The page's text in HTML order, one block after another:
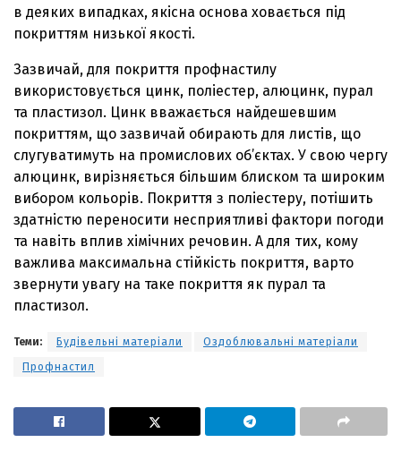
в деяких випадках, якісна основа ховається під
покриттям низької якості.
Зазвичай, для покриття профнастилу
використовується цинк, поліестер, алюцинк, пурал
та пластизол. Цинк вважається найдешевшим
покриттям, що зазвичай обирають для листів, що
слугуватимуть на промислових об’єктах. У свою чергу
алюцинк, вирізняється більшим блиском та широким
вибором кольорів. Покриття з поліестеру, потішить
здатністю переносити несприятливі фактори погоди
та навіть вплив хімічних речовин. А для тих, кому
важлива максимальна стійкість покриття, варто
звернути увагу на таке покриття як пурал та
пластизол.
Теми: Будівельні матеріали
Оздоблювальні матеріали
Профнастил